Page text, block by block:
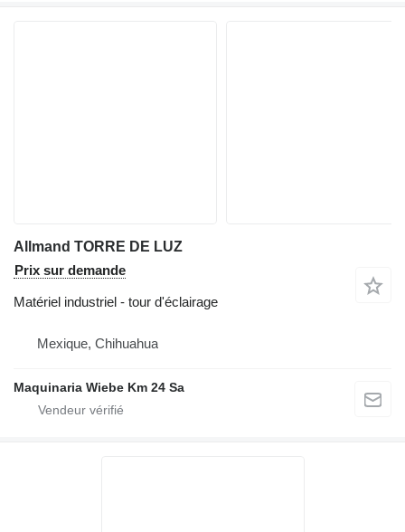
Allmand TORRE DE LUZ
Prix sur demande
Matériel industriel - tour d'éclairage
Mexique, Chihuahua
Maquinaria Wiebe Km 24 Sa